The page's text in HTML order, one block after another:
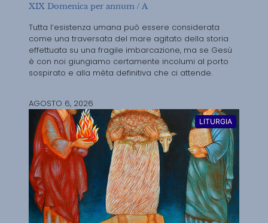
XIX Domenica per annum / A
Tutta l’esistenza umana può essere considerata
come una traversata del mare agitato della storia
effettuata su una fragile imbarcazione, ma se Gesù
è con noi giungiamo certamente incolumi al porto
sospirato e alla mèta definitiva che ci attende.
AGOSTO 6, 2026
LITURGIA